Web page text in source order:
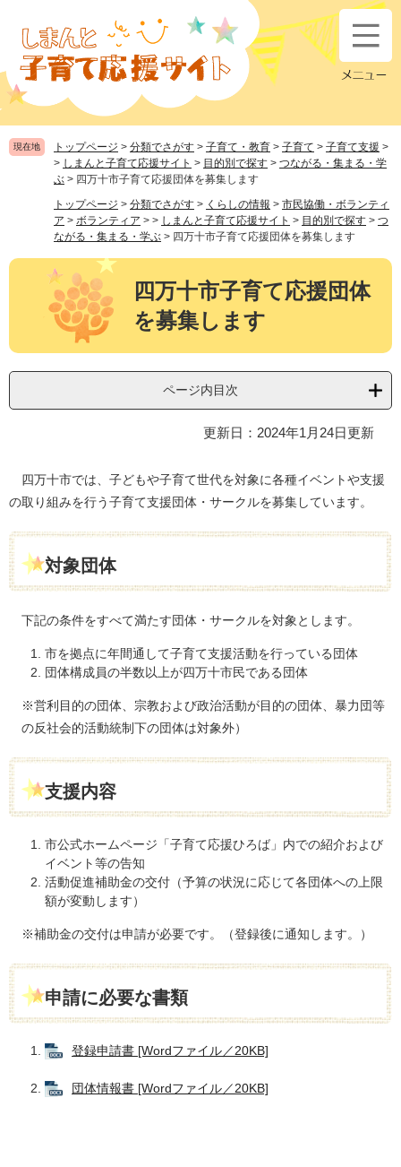
先
頭
す
。
を
飛
し
て
現在地 トップページ > 分類でさがす > 子育て・教育 > 子育て > 子育て支援 >
> しまんと子育て応援サイト > 目的別で探す > つながる・集まる・学
ぶ > 四万十市子育て応援団体を募集します
トップページ > 分類でさがす > くらしの情報 > 市民協働・ボランティ
ア > ボランティア > > しまんと子育て応援サイト > 目的別で探す > つ
ながる・集まる・学ぶ > 四万十市子育て応援団体を募集します
本
四万十市子育て応援団体
を募集します
ページ内目次
更新日：2024年1月24日更新
四万十市では、子どもや子育て世代を対象に各種イベントや支援
の取り組みを行う子育て支援団体・サークルを募集しています。
対象団体
下記の条件をすべて満たす団体・サークルを対象とします。
市を拠点に年間通して子育て支援活動を行っている団体
団体構成員の半数以上が四万十市民である団体
※営利目的の団体、宗教および政治活動が目的の団体、暴力団等
の反社会的活動統制下の団体は対象外）
支援内容
市公式ホームページ「子育て応援ひろば」内での紹介および
イベント等の告知
活動促進補助金の交付（予算の状況に応じて各団体への上限
額が変動します）
※補助金の交付は申請が必要です。（登録後に通知します。）
申請に必要な書類
登録申請書 [Wordファイル／20KB]
団体情報書 [Wordファイル／20KB]